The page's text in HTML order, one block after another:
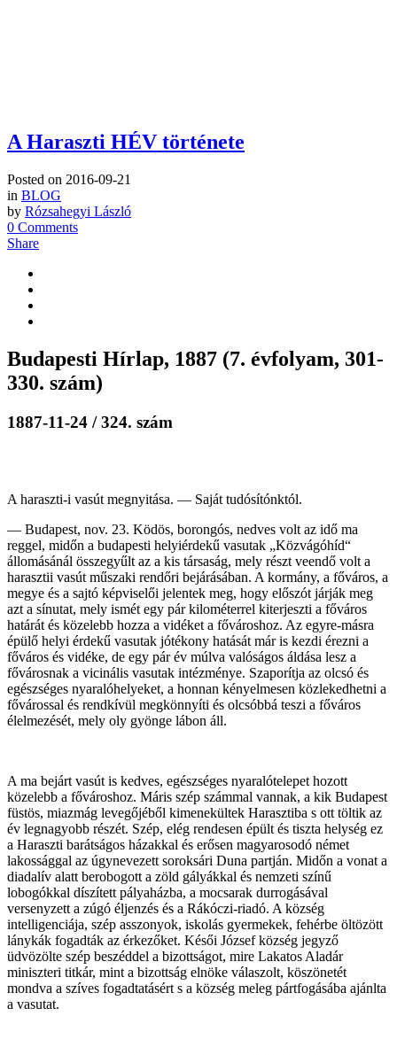
A Haraszti HÉV története
Posted on 2016-09-21
in BLOG
by Rózsahegyi László
0 Comments
Share
Budapesti Hírlap, 1887 (7. évfolyam, 301-
330. szám)
1887-11-24 / 324. szám
A haraszti-i vasút megnyitása. — Saját tudósítónktól.
— Budapest, nov. 23. Ködös, borongós, nedves volt az idő ma
reggel, midőn a budapesti helyiérdekű vasutak „Közvágó­híd“
állomásánál összegyűlt az a kis társaság, mely részt veendő volt a
harasztii vasút műszaki rendőri bejárásában. A kormány, a főváros, a
megye és a sajtó képviselői jelentek meg, hogy előszót járják meg
azt a sínutat, mely ismét egy pár kilométerrel kiterjeszti a főváros
határát és közelebb hozza a vi­déket a fővároshoz. Az egyre-másra
épülő helyi ér­dekű vasutak jótékony hatását már is kezdi érezni a
főváros és vidéke, de egy pár év múlva valósá­gos áldása lesz a
fővárosnak a vicinális vasutak in­tézménye. Szaporítja az olcsó és
egészséges nyaraló­helyeket, a honnan kényelmesen közlekedhetni a
fővárossal és rendkívül megkönnyíti és olcsóbbá teszi a főváros
élelmezését, mely oly gyönge lá­bon áll.
A ma bejárt vasút is kedves, egészséges nya­ralótelepet hozott
közelebb a fővároshoz. Máris szép számmal vannak, a kik Budapest
füstös, miazmág levegőjéből kimenekültek Harasztiba s ott töltik az
év legnagyobb részét. Szép, elég rendesen épült és tiszta helység ez
a Haraszti barátságos há­zakkal és erősen magyarosodó német
lakossággal az úgynevezett soroksári Duna partján. Midőn a vonat a
diadalív alatt berobogott a zöld gályákkal és nemzeti színű
lobogókkal díszített pályaházba, a mo­csarak durrogásával
versenyzett a zúgó éljenzés és a Rákóczi-riadó. A község
intelligenciája, szép asszonyok, iskolás gyermekek, fehérbe öltözött
lánykák fogadták az érkezőket. Késői József község jegyző
üdvözölte szép beszéddel a bizottságot, mire Lakatos Aladár
miniszteri titkár, mint a bizott­ság elnöke válaszolt, köszönetét
mondva a szíves fogadtatásért s a község meleg pártfogásába ajánlta
a vasutat.